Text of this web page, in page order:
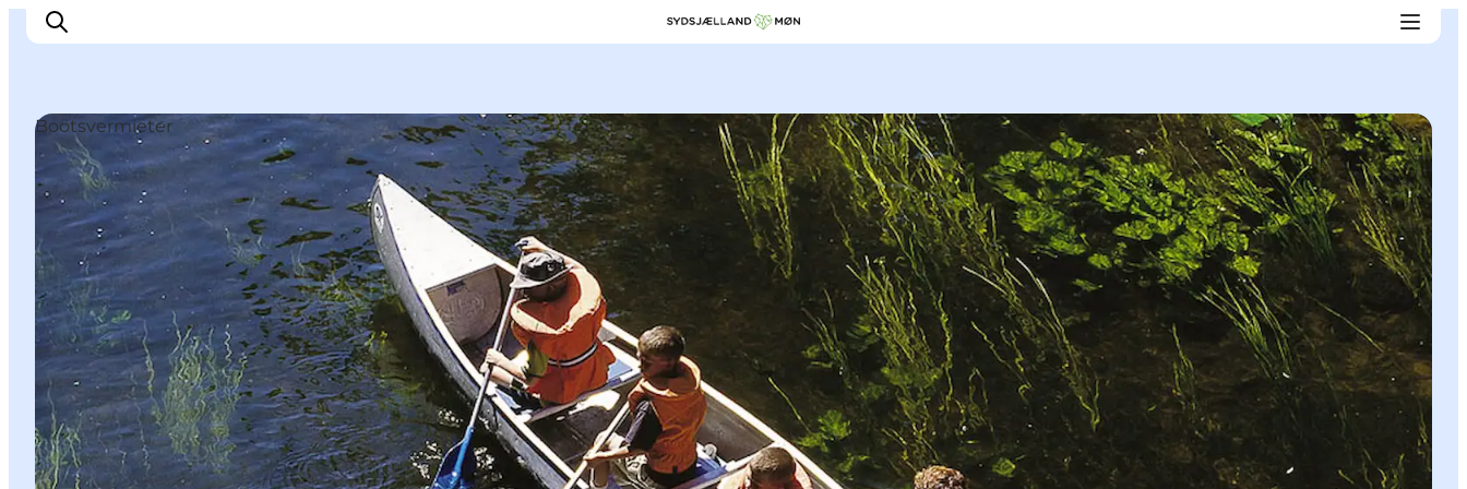
Erleben
Städte und Orte
Events
Essen
Unterkunft
Reise planen
Bootsvermieter